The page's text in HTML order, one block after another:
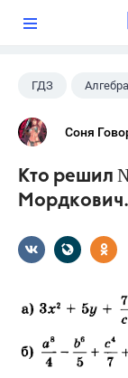
ГДЗ Алгебра
Соня
Кто решил
Мордкович.